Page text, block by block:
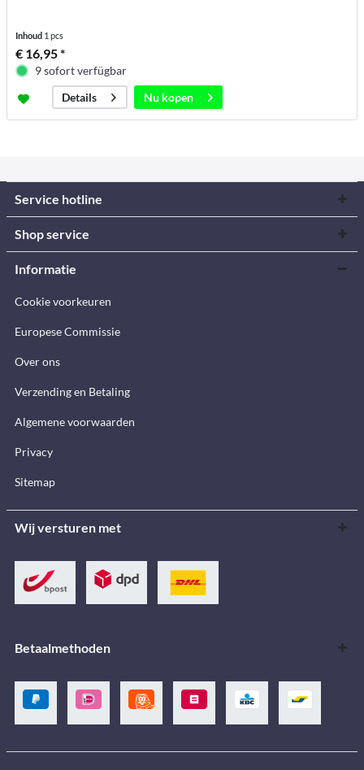
Inhoud 1 pcs
€ 16,95 *
9 sofort verfügbar
Details
Nu kopen
Service hotline
Shop service
Informatie
Cookie voorkeuren
Europese Commissie
Over ons
Verzending en Betaling
Algemene voorwaarden
Privacy
Sitemap
Wij versturen met
Betaalmethoden